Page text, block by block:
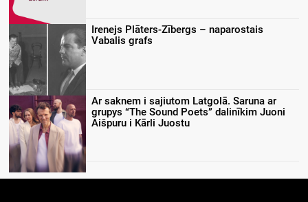
Irenejs Plāters-Zībergs – naparostais
Vabalis grafs
Ar saknem i sajiutom Latgolā. Saruna ar
grupys “The Sound Poets” dalinīkim Juoni
Aišpuru i Kārli Juostu